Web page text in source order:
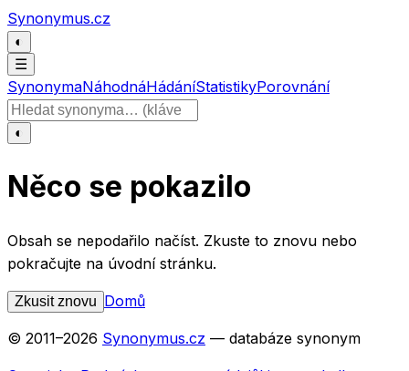
Přeskočit na obsah
Synonymus.cz
◐
☰
SynonymaNáhodnáHádáníStatistikyPorovnání
Hledat slovo
◐
Něco se pokazilo
Obsah se nepodařilo načíst. Zkuste to znovu nebo
pokračujte na úvodní stránku.
Zkusit znovu Domů
© 2011–2026 Synonymus.cz — databáze synonym